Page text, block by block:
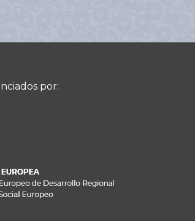
por: